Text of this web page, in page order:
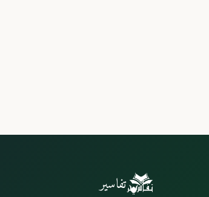
تفاسير